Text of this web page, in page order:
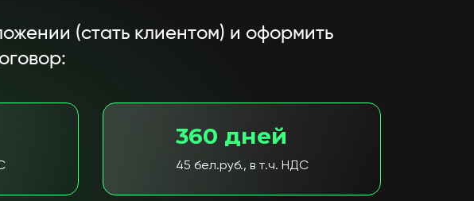
(стать клиентом) и оформить
360 дней
45 бел.руб., в т.ч. НДС